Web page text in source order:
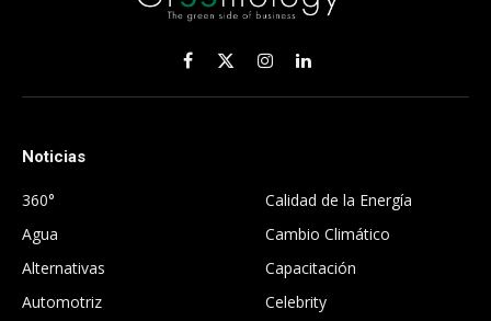
Facebook
X
(Twitter)
InstagramLinkedIn
Noticias
360°
Agua
Alternativas
Automotriz
Calidad de la Energía
Cambio Climático
Capacitación
Celebrity